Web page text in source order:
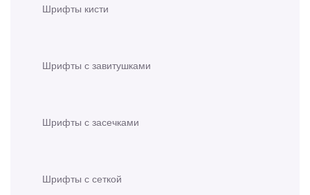
Шрифты кисти
Шрифты с завитушками
Шрифты с засечками
Шрифты с сеткой